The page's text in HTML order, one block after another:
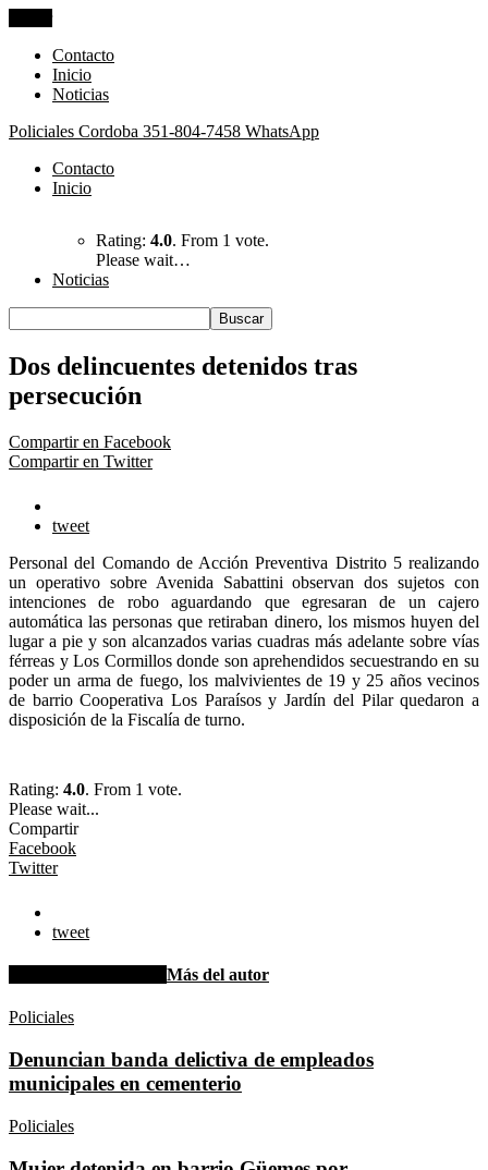
Contacto
Inicio
Noticias
Policiales Cordoba 351-804-7458 WhatsApp
Contacto
Inicio
Rating: 4.0. From 1 vote.
Please wait…
Noticias
Dos delincuentes detenidos tras
persecución
Compartir en Facebook
Compartir en Twitter
tweet
Personal del Comando de Acción Preventiva Distrito 5 realizando
un operativo sobre Avenida Sabattini observan dos sujetos con
intenciones de robo aguardando que egresaran de un cajero
automática las personas que retiraban dinero, los mismos huyen del
lugar a pie y son alcanzados varias cuadras más adelante sobre vías
férreas y Los Cormillos donde son aprehendidos secuestrando en su
poder un arma de fuego, los malvivientes de 19 y 25 años vecinos
de barrio Cooperativa Los Paraísos y Jardín del Pilar quedaron a
disposición de la Fiscalía de turno.
Rating: 4.0. From 1 vote.
Please wait...
Compartir
Facebook
Twitter
tweet
Más del autor
Policiales
Denuncian banda delictiva de empleados
municipales en cementerio
Policiales